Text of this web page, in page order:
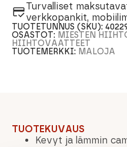
Turvalliset
verkkopankit,
TUOTETUNNUS (SKU):
OSASTOT: MIESTEN
HIIHTOVAATTEET
TUOTEMERKKI: MALOJA
TUOTEKUVAUS
Kevyt ja lämmin